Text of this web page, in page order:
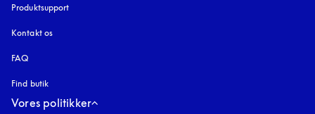
Produktsupport
Kontakt os
FAQ
Find butik
Vores politikker